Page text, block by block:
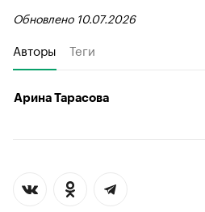
Обновлено 10.07.2026
Авторы Теги
Арина Тарасова